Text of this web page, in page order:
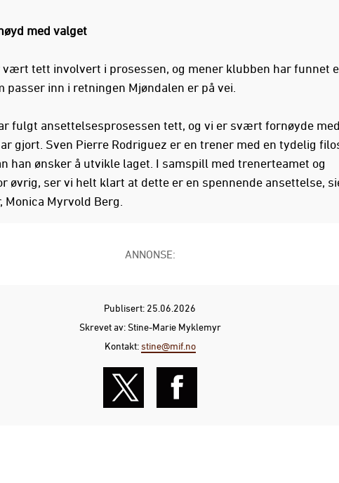
med valget
tett involvert i prosessen, og mener klubben har funnet
passer inn i retningen Mjøndalen er på vei.
fulgt ansettelsesprosessen tett, og vi er svært fornøyde med
gjort. Sven Pierre Rodriguez er en trener med en tydelig
han ønsker å utvikle laget. I samspill med trenerteamet og
øvrig, ser vi helt klart at dette er en spennende ansettelse,
Monica Myrvold Berg.
ANNONSE:
Publisert: 25.06.2026
Skrevet av: Stine-Marie Myklemyr
Kontakt:stine@mif.no